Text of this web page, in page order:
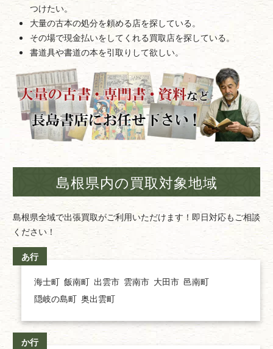
つけたい。
大量の古本の処分を頼める店を探している。
その場で現金払いをしてくれる買取店を探している。
書道具や書道の本を引取りして欲しい。
島根県内の買取対象地域
島根県全域で出張買取がご利用いただけます！即日対応もご相談
ください！
あ行
海士町 飯南町 出雲市 雲南市 大田市 邑南町
隠岐の島町 奥出雲町
か行